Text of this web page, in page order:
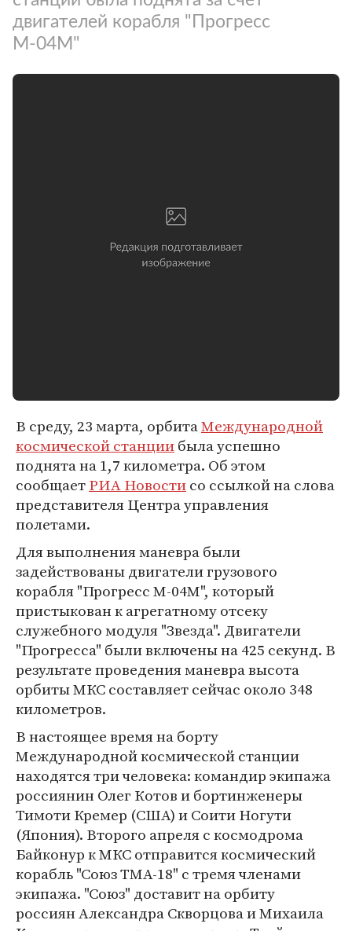
двигателей корабля "Прогресс
М-04М"
В среду, 23 марта, орбитаМеждународной
космической станциибыла успешно
поднята на 1,7 километра. Об этом
сообщаетРИА Новостисо ссылкой на слова
представителя Центра управления
полетами.
Для выполнения маневра были
задействованы двигатели грузового
корабля "Прогресс М-04М", который
пристыкован к агрегатному отсеку
служебного модуля "Звезда". Двигатели
"Прогресса" были включены на 425 секунд. В
результате проведения маневра высота
орбиты МКС составляет сейчас около 348
километров.
В настоящее время на борту
Международной космической станции
находятся три человека: командир экипажа
россиянин Олег Котов и бортинженеры
Тимоти Кремер (США) и Соити Ногути
(Япония). Второго апреля с космодрома
Байконур к МКС отправится космический
корабль "Союз ТМА-18" с тремя членами
экипажа. "Союз" доставит на орбиту
россиян Александра Скворцова и Михаила